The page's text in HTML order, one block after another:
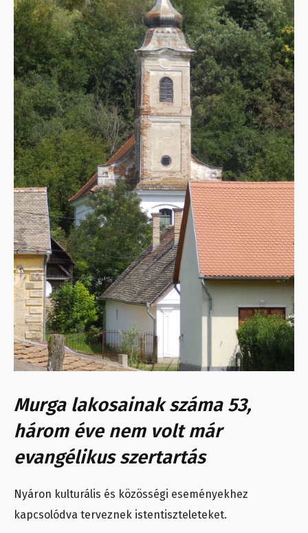
Murga lakosainak száma 53,
három éve nem volt már
evangélikus szertartás
Nyáron kulturális és közösségi eseményekhez
kapcsolódva terveznek istentiszteleteket.